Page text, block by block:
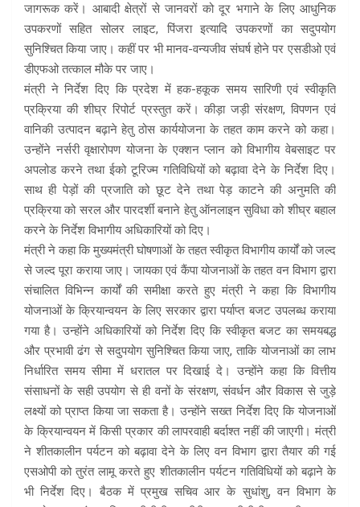
जागरूक करें। आबादी क्षेत्रों से जानवरों को दूर भगाने के लिए आधुनिक
उपकरणों सहित सोलर लाइट, पिंजरा इत्यादि उपकरणों का सदुपयोग
सुनिश्चित किया जाए। कहीं पर भी मानव-वन्यजीव संघर्ष होने पर एसडीओ एवं
डीएफओ तत्काल मौके पर जाए।
मंत्री ने निर्देश दिए कि प्रदेश में हक-हकूक समय सारिणी एवं स्वीकृति
प्रक्रिया की शीघ्र रिपोर्ट प्रस्तुत करें। कीड़ा जड़ी संरक्षण, विपणन एवं
वानिकी उत्पादन बढ़ाने हेतु ठोस कार्ययोजना के तहत काम करने को कहा।
उन्होंने नर्सरी वृक्षारोपण योजना के एक्शन प्लान को विभागीय वेबसाइट पर
अपलोड करने तथा ईको टूरिज्म गतिविधियों को बढ़ावा देने के निर्देश दिए।
साथ ही पेड़ों की प्रजाति को छूट देने तथा पेड़ काटने की अनुमति की
प्रक्रिया को सरल और पारदर्शी बनाने हेतु ऑनलाइन सुविधा को शीघ्र बहाल
करने के निर्देश विभागीय अधिकारियों को दिए।
मंत्री ने कहा कि मुख्यमंत्री घोषणाओं के तहत स्वीकृत विभागीय कार्यों को जल्द
से जल्द पूरा कराया जाए। जायका एवं कैंपा योजनाओं के तहत वन विभाग द्वारा
संचालित विभिन्न कार्यों की समीक्षा करते हुए मंत्री ने कहा कि विभागीय
योजनाओं के क्रियान्वयन के लिए सरकार द्वारा पर्याप्त बजट उपलब्ध कराया
गया है। उन्होंने अधिकारियों को निर्देश दिए कि स्वीकृत बजट का समयबद्ध
और प्रभावी ढंग से सदुपयोग सुनिश्चित किया जाए, ताकि योजनाओं का लाभ
निर्धारित समय सीमा में धरातल पर दिखाई दे। उन्होंने कहा कि वित्तीय
संसाधनों के सही उपयोग से ही वनों के संरक्षण, संवर्धन और विकास से जुड़े
लक्ष्यों को प्राप्त किया जा सकता है। उन्होंने सख्त निर्देश दिए कि योजनाओं
के क्रियान्वयन में किसी प्रकार की लापरवाही बर्दाश्त नहीं की जाएगी। मंत्री
ने शीतकालीन पर्यटन को बढ़ावा देने के लिए वन विभाग द्वारा तैयार की गई
एसओपी को तुरंत लामू करते हुए शीतकालीन पर्यटन गतिविधियों को बढ़ाने के
भी निर्देश दिए। बैठक में प्रमुख सचिव आर के सुधांशु, वन विभाग के